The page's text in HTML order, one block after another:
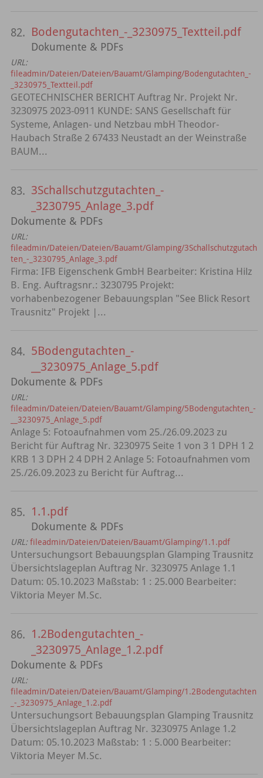
82. Bodengutachten_-_3230975_Textteil.pdf
Dokumente & PDFs
URL:
fileadmin/Dateien/Dateien/Bauamt/Glamping/Bodengutachten_-
_3230975_Textteil.pdf
GEOTECHNISCHER BERICHT Auftrag Nr. Projekt Nr.
3230975 2023-0911 KUNDE: SANS Gesellschaft für
Systeme, Anlagen- und Netzbau mbH Theodor-
Haubach Straße 2 67433 Neustadt an der Weinstraße
BAUM...
83. 3Schallschutzgutachten_-
_3230795_Anlage_3.pdf
Dokumente & PDFs
URL:
fileadmin/Dateien/Dateien/Bauamt/Glamping/3Schallschutzgutach
ten_-_3230795_Anlage_3.pdf
Firma: IFB Eigenschenk GmbH Bearbeiter: Kristina Hilz
B. Eng. Auftragsnr.: 3230795 Projekt:
vorhabenbezogener Bebauungsplan "See Blick Resort
Trausnitz" Projekt |...
84. 5Bodengutachten_-
__3230975_Anlage_5.pdf
Dokumente & PDFs
URL:
fileadmin/Dateien/Dateien/Bauamt/Glamping/5Bodengutachten_-
__3230975_Anlage_5.pdf
Anlage 5: Fotoaufnahmen vom 25./26.09.2023 zu
Bericht für Auftrag Nr. 3230975 Seite 1 von 3 1 DPH 1 2
KRB 1 3 DPH 2 4 DPH 2 Anlage 5: Fotoaufnahmen vom
25./26.09.2023 zu Bericht für Auftrag...
85. 1.1.pdf
Dokumente & PDFs
URL: fileadmin/Dateien/Dateien/Bauamt/Glamping/1.1.pdf
Untersuchungsort Bebauungsplan Glamping Trausnitz
Übersichtslageplan Auftrag Nr. 3230975 Anlage 1.1
Datum: 05.10.2023 Maßstab: 1 : 25.000 Bearbeiter:
Viktoria Meyer M.Sc.
86. 1.2Bodengutachten_-
_3230975_Anlage_1.2.pdf
Dokumente & PDFs
URL:
fileadmin/Dateien/Dateien/Bauamt/Glamping/1.2Bodengutachten
_-_3230975_Anlage_1.2.pdf
Untersuchungsort Bebauungsplan Glamping Trausnitz
Übersichtslageplan Auftrag Nr. 3230975 Anlage 1.2
Datum: 05.10.2023 Maßstab: 1 : 5.000 Bearbeiter:
Viktoria Meyer M.Sc.